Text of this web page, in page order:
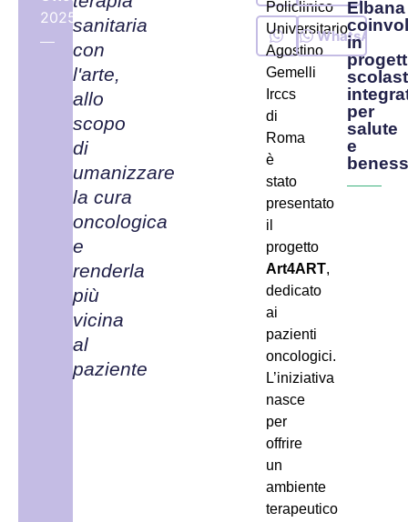
2025sanitaria
con
l'arte,
allo
scopo
di
umanizzare
la cura
oncologica
e
renderla
più
vicina
al
paziente
Policlinico
Universitario
Agostino
Gemelli
Irccs
di
Roma
è
stato
presentato
il
progetto
Art4ART,
dedicato
ai
pazienti
oncologici.
L’iniziativa
nasce
per
offrire
un
ambiente
terapeutico
WhatsApp
Elbana
in
per
salute
e